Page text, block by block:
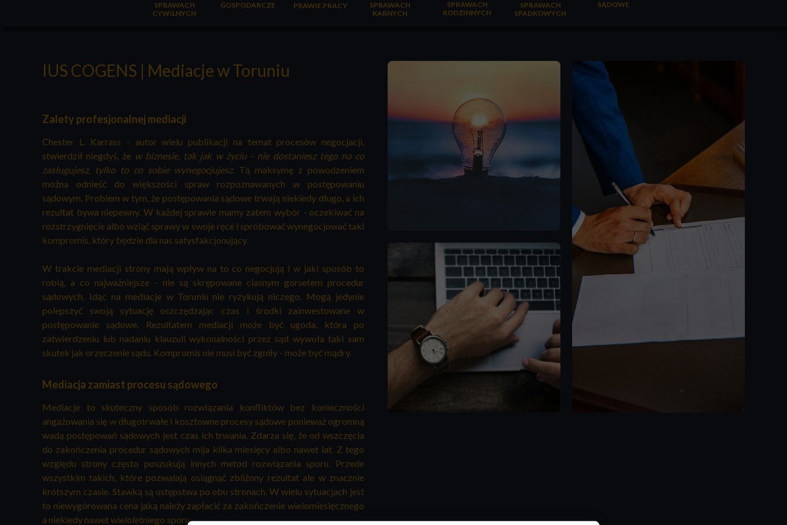
IUS COGENS | Mediacje w Toruniu
Zalety profesjonalnej mediacji
Chester L. Karrass - autor wielu publikacji na temat procesów negocjacji,
stwierdził niegdyś, że w biznesie, tak jak w życiu - nie dostaniesz tego na co
zasługujesz, tylko to co sobie wynegocjujesz. Tą maksymę z powodzeniem
można odnieść do większości spraw rozpoznawanych w postępowaniu
sądowym. Problem w tym, że postępowania sądowe trwają niekiedy długo, a ich
rezultat bywa niepewny. W każdej sprawie mamy zatem wybór - oczekiwać na
rozstrzygnięcie albo wziąć sprawy w swoje ręce i spróbować wynegocjować taki
kompromis, który będzie dla nas satysfakcjonujący.
W trakcie mediacji strony mają wpływ na to co negocjują i w jaki sposób to
robią, a co najważniejsze - nie są skrępowane ciasnym gorsetem procedur
sądowych. Idąc na mediacje w Toruniu nie ryzykują niczego. Mogą jedynie
polepszyć swoją sytuację oszczędzając czas i środki zainwestowane w
postępowanie sądowe. Rezultatem mediacji może być ugoda, która po
zatwierdzeniu lub nadaniu klauzuli wykonalności przez sąd wywoła taki sam
skutek jak orzeczenie sądu. Kompromis nie musi być zgniły - może być mądry.
Mediacja zamiast procesu sądowego
Mediacje to skuteczny sposób rozwiązania konfliktów bez konieczności
angażowania się w długotrwałe i kosztowne procesy sądowe ponieważ ogromną
wadą postępowań sądowych jest czas ich trwania. Zdarza się, że od wszczęcia
do zakończenia procedur sądowych mija kilka miesięcy albo nawet lat. Z tego
względu strony często poszukują innych metod rozwiązania sporu. Przede
wszystkim takich, które pozwalają osiągnąć zbliżony rezultat ale w znacznie
krótszym czasie. Stawką są ustępstwa po obu stronach. W wielu sytuacjach jest
to niewygórowana cena jaką należy zapłacić za zakończenie wielomiesięcznego
a niekiedy nawet wieloletniego sporu.
SPRAWACH
CYWILNYCH
GOSPODARCZE
PRAWIE PRACY
SPRAWACH
KARNYCH
SPRAWACH
RODZINNYCH
SPRAWACH
SPADKOWYCH
SĄDOWE